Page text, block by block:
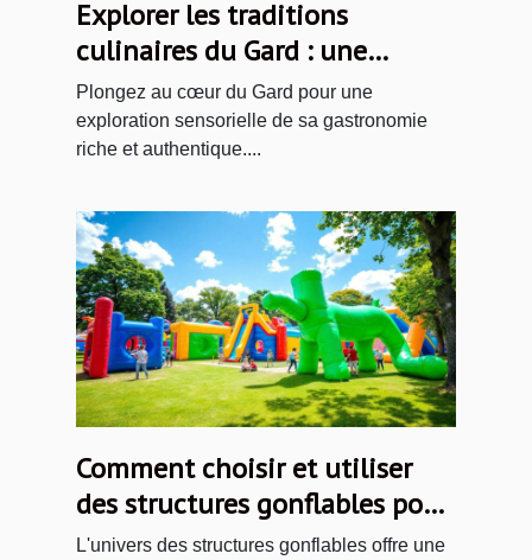
Explorer les traditions
culinaires du Gard : une
immersion gourmande
Plongez au cœur du Gard pour une
exploration sensorielle de sa gastronomie
riche et authentique....
Comment choisir et utiliser
des structures gonflables pour
vos événements ?
L'univers des structures gonflables offre une